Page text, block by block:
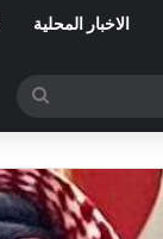
الاخبار المحلية
بحث
عن